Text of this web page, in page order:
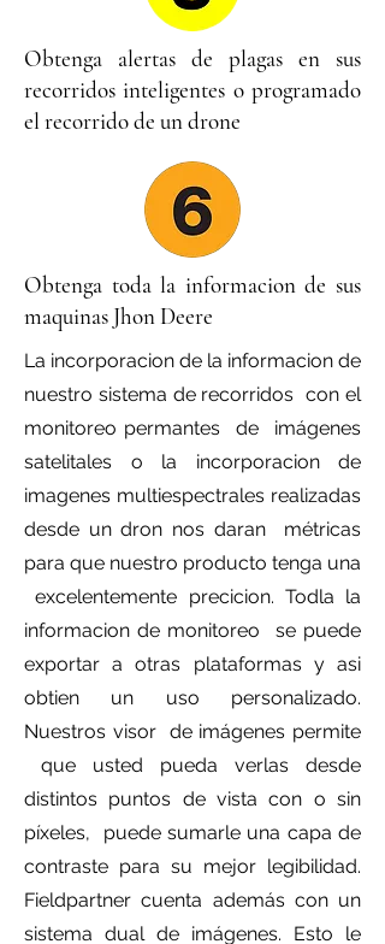
Obtenga alertas de plagas en sus
recorridos inteligentes o programado
el recorrido de un drone
Obtenga toda la informacion de sus
maquinas Jhon Deere
La incorporacion de la informacion de
nuestro sistema de recorridos con el
monitoreo permantes de imágenes
satelitales o la incorporacion de
imagenes multiespectrales realizadas
desde un dron nos daran métricas
para que nuestro producto tenga una
excelentemente precicion. Todla la
informacion de monitoreo se puede
exportar a otras plataformas y asi
obtien un uso personalizado.
Nuestros visor de imágenes permite
que usted pueda verlas desde
distintos puntos de vista con o sin
píxeles, puede sumarle una capa de
contraste para su mejor legibilidad.
Fieldpartner cuenta además con un
sistema dual de imágenes. Esto le